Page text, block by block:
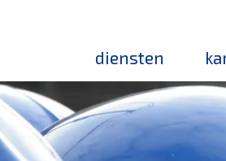
diensten